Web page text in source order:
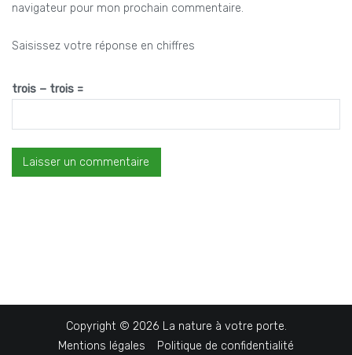
navigateur pour mon prochain commentaire.
Saisissez votre réponse en chiffres
trois − trois =
Copyright © 2026 La nature à votre porte.
Mentions légales
Politique de confidentialité